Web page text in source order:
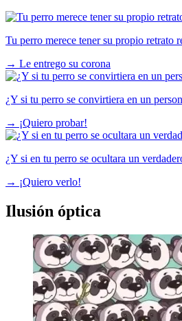
Tu perro merece tener su propio retrato
→ Le entrego su corona
¿Y si tu perro se convirtiera en un
→ ¡Quiero probar!
¿Y si en tu perro se ocultara un
→ ¡Quiero verlo!
Ilusión óptica